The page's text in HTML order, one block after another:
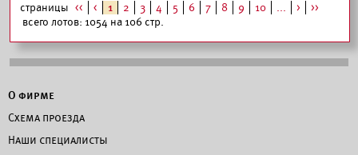
страницы << < 1 2 3 4 5 6 7 8 9 10 ... >
>>
всего лотов: 1054 на 106 стр.
О фирме
Схема проезда
Наши специалисты